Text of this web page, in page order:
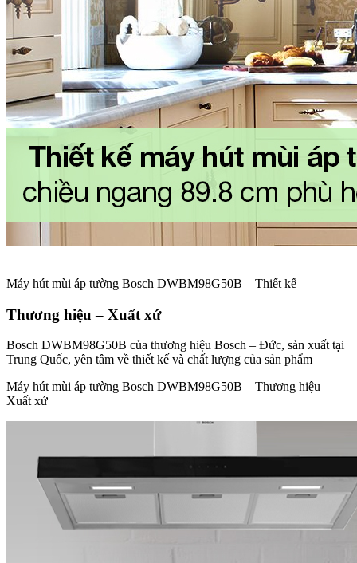
Máy hút mùi áp tường Bosch DWBM98G50B – Thiết kế
Thương hiệu – Xuất xứ
Bosch DWBM98G50B của thương hiệu Bosch – Đức, sản xuất tại
Trung Quốc, yên tâm về thiết kế và chất lượng của sản phẩm
Máy hút mùi áp tường Bosch DWBM98G50B – Thương hiệu –
Xuất xứ